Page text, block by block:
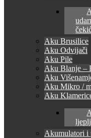
Aku Brusilice
Aku Odvijači
Aku Pile
Aku Blanje –
Aku
Aku Mikro /
Aku
Akumulatori i